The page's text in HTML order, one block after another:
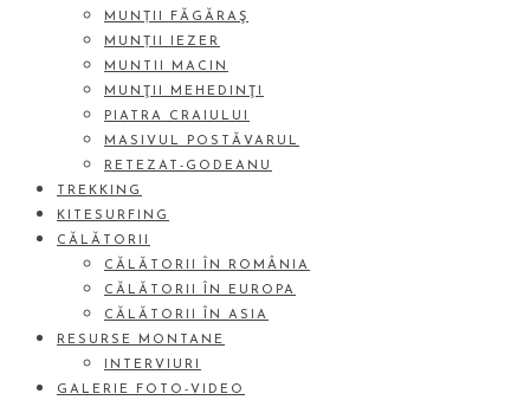
MUNȚII FĂGĂRAŞ
MUNȚII IEZER
MUNTII MACIN
MUNŢII MEHEDINŢI
PIATRA CRAIULUI
MASIVUL POSTĂVARUL
RETEZAT-GODEANU
TREKKING
KITESURFING
CĂLĂTORII
CĂLĂTORII ÎN ROMÂNIA
CĂLĂTORII ÎN EUROPA
CĂLĂTORII ÎN ASIA
RESURSE MONTANE
INTERVIURI
GALERIE FOTO-VIDEO